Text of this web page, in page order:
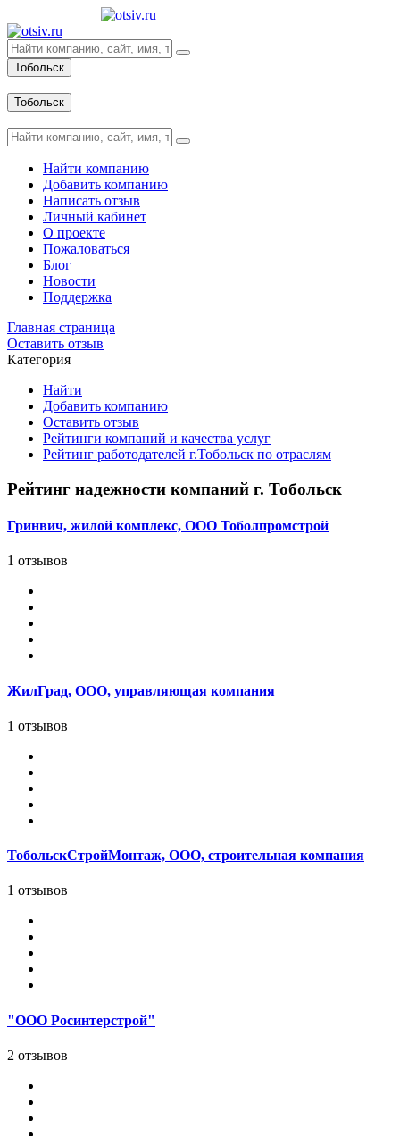
Тобольск
Тобольск
Найти компанию
Добавить компанию
Написать отзыв
Личный кабинет
О проекте
Пожаловаться
Блог
Новости
Поддержка
Главная страница
Оставить отзыв
Категория
Найти
Добавить компанию
Оставить отзыв
Рейтинги компаний и качества услуг
Рейтинг работодателей г.Тобольск по отраслям
Рейтинг надежности компаний г. Тобольск
Гринвич, жилой комплекс, ООО Тоболпромстрой
1 отзывов
ЖилГрад, ООО, управляющая компания
1 отзывов
ТобольскСтройМонтаж, ООО, строительная компания
1 отзывов
"ООО Росинтерстрой"
2 отзывов